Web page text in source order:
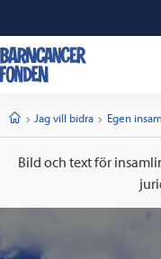
StartJag vill bidra Egen
Bild och text för